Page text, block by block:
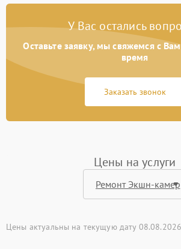
У Вас остались
Оставьте заявку, мы свяжемся с
время
Заказать звонок
Цены на услуги
Цены актуальны на текущую дату 08.08.2026